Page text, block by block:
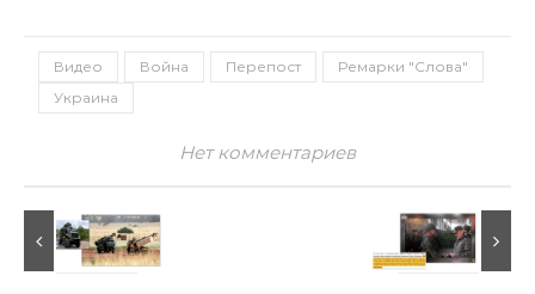
Видео Война Перепост
Ремарки "Слова"
Украина
Нет комментариев